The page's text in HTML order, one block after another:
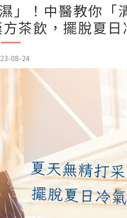
」！中醫教你「
茶飲，擺脫夏日
08-24